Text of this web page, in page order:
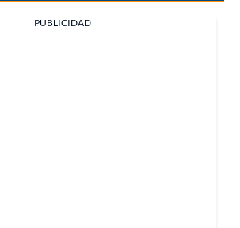
PUBLICIDAD